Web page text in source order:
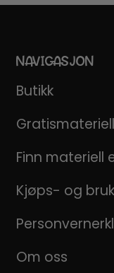
NAVIGASJON
Butikk
Gratismateriell
Finn materiell
Kjøps- og
Om oss